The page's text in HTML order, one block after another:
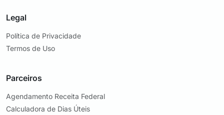
Legal
Política de Privacidade
Termos de Uso
Parceiros
Agendamento Receita Federal
Calculadora de Dias Úteis